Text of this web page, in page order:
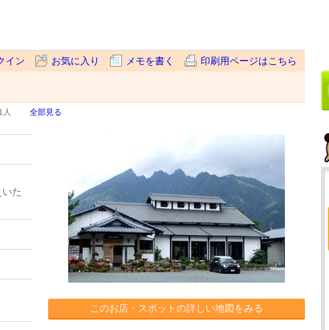
イン お気に入り メモを書く 印刷用ページはこちら
1人 全部見る
た
このお店・スポットの詳しい地図をみる